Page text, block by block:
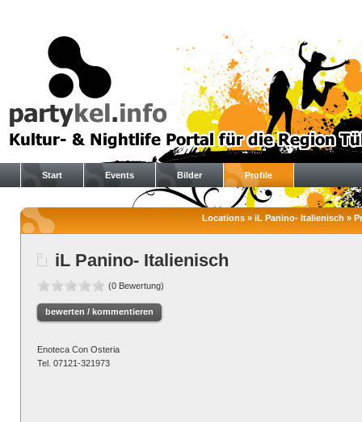
Start Events Bilder Profile
Locations » iL Panino- Italienisch »
iL Panino- Italienisch
(0 Bewertung)
bewerten / kommentieren
Enoteca Con Osteria
Tel. 07121-321973